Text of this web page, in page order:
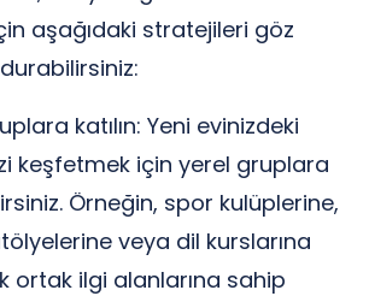
aşağıdaki stratejileri göz
katılın: Yeni evinizdeki
keşfetmek için yerel gruplara
Örneğin, spor kulüplerine,
veya dil kurslarına
ortak ilgi alanlarına sahip